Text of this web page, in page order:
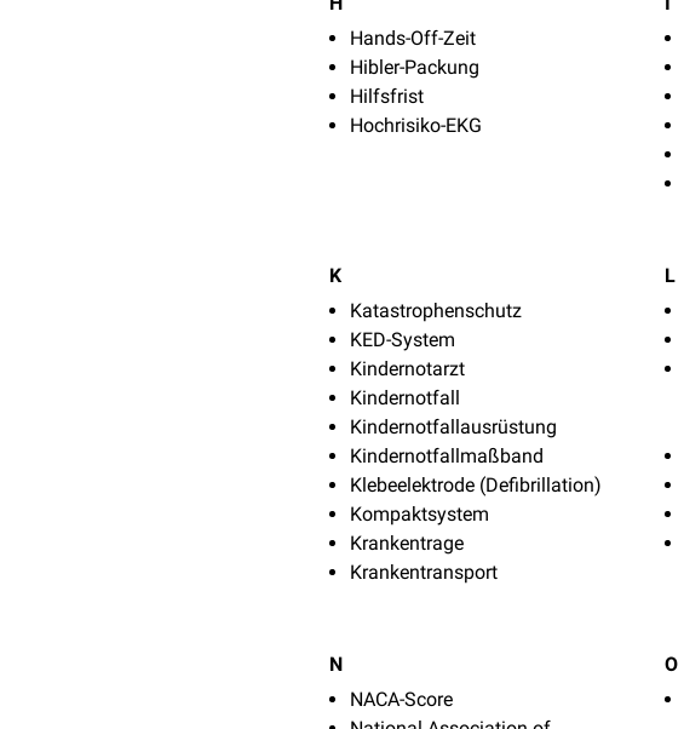
Hands-Off-Zeit
Hibler-Packung
Hilfsfrist
Hochrisiko-EKG
K
Katastrophenschutz
KED-System
Kindernotarzt
Kindernotfall
Kindernotfallausrüstung
Kindernotfallmaßband
Klebeelektrode (Defibrillation)
Kompaktsystem
Krankentrage
Krankentransport
L
N
NACA-Score
O